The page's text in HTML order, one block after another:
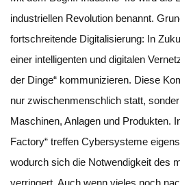
industriellen Revolution benannt.
fortschreitende Digitalisierung: In
einer intelligenten und digitalen
der Dinge“ kommunizieren. Diese
nur zwischenmenschlich statt,
Maschinen, Anlagen und Produkten.
Factory“ treffen Cybersysteme
wodurch sich die Notwendigkeit des
verringert. Auch wenn vieles noch